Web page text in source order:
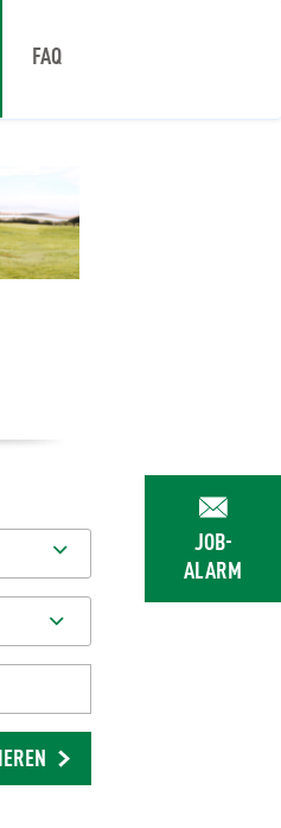
FAQ
JOB-
ALARM